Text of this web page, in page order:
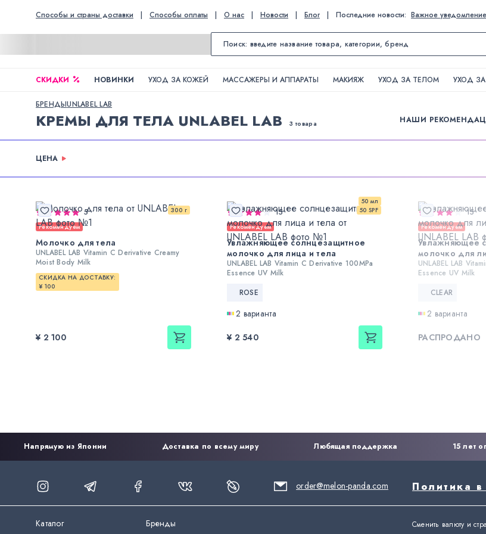
Способы и страны доставки | Способы оплаты | О нас | Новости | Блог | Последние новости: Важное
СКИДКИ НОВИНКИ УХОД ЗА КОЖЕЙ МАССАЖЕРЫ И АППАРАТЫ МАКИЯЖ УХОД ЗА ТЕЛОМ УХОД
БРЕНДЫUNLABEL LAB
КРЕМЫ ДЛЯ ТЕЛА UNLABEL LAB 3 товара НАШИ
ЦЕНА
300 г
5
Рекомендуем
Молочко для тела
UNLABEL LAB Vitamin C Derivative Creamy
Moist Body Milk
СКИДКА НА ДОСТАВКУ:
¥ 100
¥ 2 100
50 мл
50 SPF
15
Рекомендуем
Увлажняющее солнцезащитное
молочко для лица и тела
UNLABEL LAB Vitamin C Derivative 100MPa
Essence UV Milk
ROSE
2 варианта
¥ 2 540
15
Рекомендуем
Увлажняющее
молочко для
UNLABEL LAB
Essence UV Milk
CLEAR
2 варианта
РАСПРОДАНО
Напрямую из Японии Доставка по всему миру Любящая поддержка 15 лет
order@melon-panda.com Политика
Каталог
Бренды
Сменить валюту и